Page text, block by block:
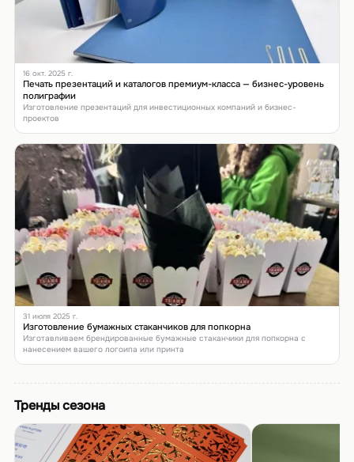
16 окт. 2025 г.
Печать презентаций и каталогов премиум-класса — бизнес-уровень
полиграфии
Изготовление презентаций для инвестиционных компаний и бизнес-
проектов
31 июля 2025 г.
Изготовление бумажных стаканчиков для попкорна
Изготавливаем брендированные бумажные стаканчики для попкорна с
нанесением вашего логоипа или принта
Тренды сезона